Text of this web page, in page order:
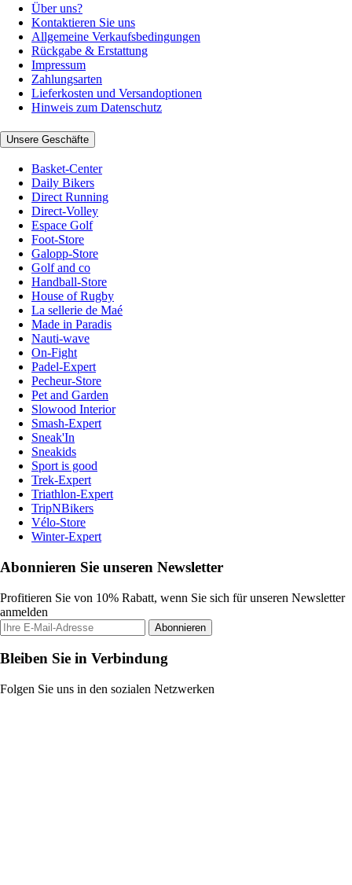
Über uns?
Kontaktieren Sie uns
Allgemeine Verkaufsbedingungen
Rückgabe & Erstattung
Impressum
Zahlungsarten
Lieferkosten und Versandoptionen
Hinweis zum Datenschutz
Unsere Geschäfte
Basket-Center
Daily Bikers
Direct Running
Direct-Volley
Espace Golf
Foot-Store
Galopp-Store
Golf and co
Handball-Store
House of Rugby
La sellerie de Maé
Made in Paradis
Nauti-wave
On-Fight
Padel-Expert
Pecheur-Store
Pet and Garden
Slowood Interior
Smash-Expert
Sneak'In
Sneakids
Sport is good
Trek-Expert
Triathlon-Expert
TripNBikers
Vélo-Store
Winter-Expert
Abonnieren Sie unseren Newsletter
Profitieren Sie von 10% Rabatt, wenn Sie sich für unseren Newsletter
anmelden
Abonnieren
Bleiben Sie in Verbindung
Folgen Sie uns in den sozialen Netzwerken